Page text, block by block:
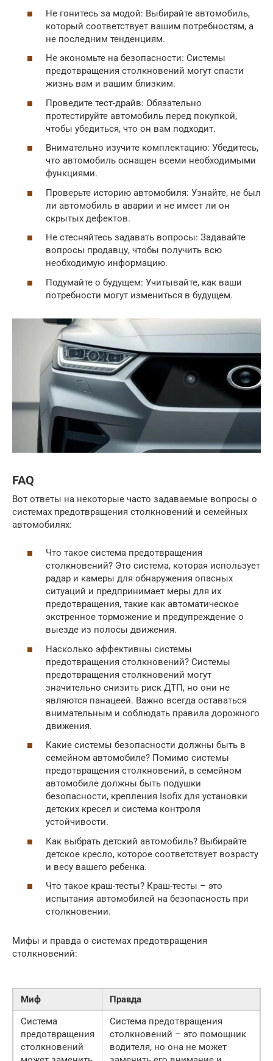
Не гонитесь за модой: Выбирайте автомобиль,
который соответствует вашим потребностям, а
не последним тенденциям.
Не экономьте на безопасности: Системы
предотвращения столкновений могут спасти
жизнь вам и вашим близким.
Проведите тест-драйв: Обязательно
протестируйте автомобиль перед покупкой,
чтобы убедиться, что он вам подходит.
Внимательно изучите комплектацию: Убедитесь,
что автомобиль оснащен всеми необходимыми
функциями.
Проверьте историю автомобиля: Узнайте, не был
ли автомобиль в аварии и не имеет ли он
скрытых дефектов.
Не стесняйтесь задавать вопросы: Задавайте
вопросы продавцу, чтобы получить всю
необходимую информацию.
Подумайте о будущем: Учитывайте, как ваши
потребности могут измениться в будущем.
FAQ
Вот ответы на некоторые часто задаваемые вопросы о
системах предотвращения столкновений и семейных
автомобилях:
Что такое система предотвращения
столкновений? Это система, которая использует
радар и камеры для обнаружения опасных
ситуаций и предпринимает меры для их
предотвращения, такие как автоматическое
экстренное торможение и предупреждение о
выезде из полосы движения.
Насколько эффективны системы
предотвращения столкновений? Системы
предотвращения столкновений могут
значительно снизить риск ДТП, но они не
являются панацеей. Важно всегда оставаться
внимательным и соблюдать правила дорожного
движения.
Какие системы безопасности должны быть в
семейном автомобиле? Помимо системы
предотвращения столкновений, в семейном
автомобиле должны быть подушки
безопасности, крепления Isofix для установки
детских кресел и система контроля
устойчивости.
Как выбрать детский автомобиль? Выбирайте
детское кресло, которое соответствует возрасту
и весу вашего ребенка.
Что такое краш-тесты? Краш-тесты – это
испытания автомобилей на безопасность при
столкновении.
Мифы и правда о системах предотвращения
столкновений:
Миф
Правда
Система
предотвращения
столкновений
Система предотвращения
столкновений – это помощник
водителя, но она не может